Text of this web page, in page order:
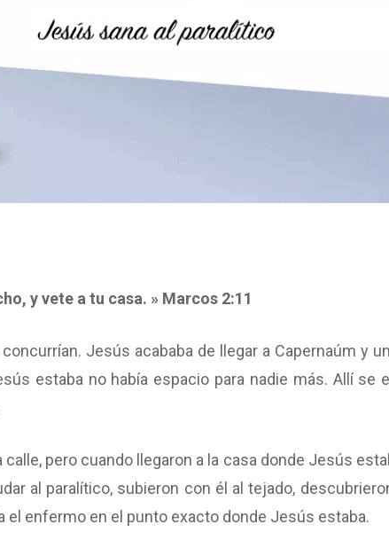
y vete a tu casa. » Marcos 2:11
Jesús acababa de llegar a Capernaúm y
estaba no había espacio para nadie más. Allí se
pero cuando llegaron a la casa donde Jesús
al paralítico, subieron con él al tejado,
el enfermo en el punto exacto donde Jesús estaba.